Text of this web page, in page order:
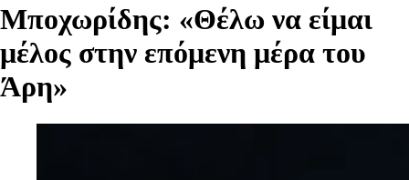
Μποχωρίδης: «Θέλω να είμαι
μέλος στην επόμενη μέρα του
Άρη»